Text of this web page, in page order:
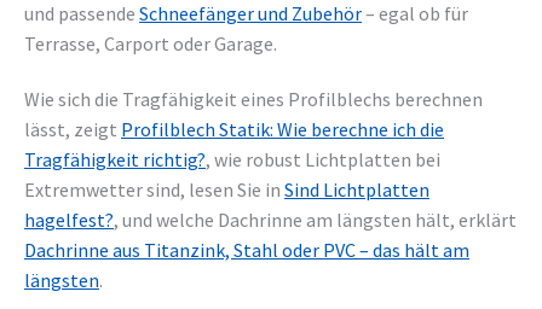
und passende Schneefänger und Zubehör– egal ob für
Terrasse, Carport oder Garage.
Wie sich die Tragfähigkeit eines Profilblechs berechnen
lässt, zeigt Profilblech Statik: Wie berechne ich die
Tragfähigkeit richtig?, wie robust Lichtplatten bei
Extremwetter sind, lesen Sie in Sind Lichtplatten
hagelfest?, und welche Dachrinne am längsten hält, erklärt
Dachrinne aus Titanzink, Stahl oder PVC – das hält am
längsten.